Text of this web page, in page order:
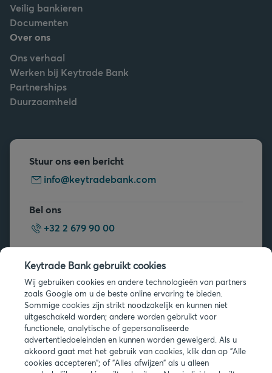
Veilig bankieren
Documenten
Over ons
Ons verhaal
Werken bij Keytrade Bank
Partnerships
Duurzaamheid
Stuur ons een bericht
info@keytradebank.com
Bel ons
+32 2 679 90 00
Veelgestelde vragen
Juridische info
Keytrade Bank gebruikt cookies
Wij gebruiken cookies en andere technologieën van partners
zoals Google om u de beste online ervaring te bieden.
Sommige cookies zijn strikt noodzakelijk en kunnen niet
uitgeschakeld worden; andere worden gebruikt voor
functionele, analytische of gepersonaliseerde
advertentiedoeleinden en kunnen worden geweigerd. Als u
akkoord gaat met het gebruik van cookies, klik dan op "Alle
cookies accepteren"; of "Alles afwijzen" als u alleen